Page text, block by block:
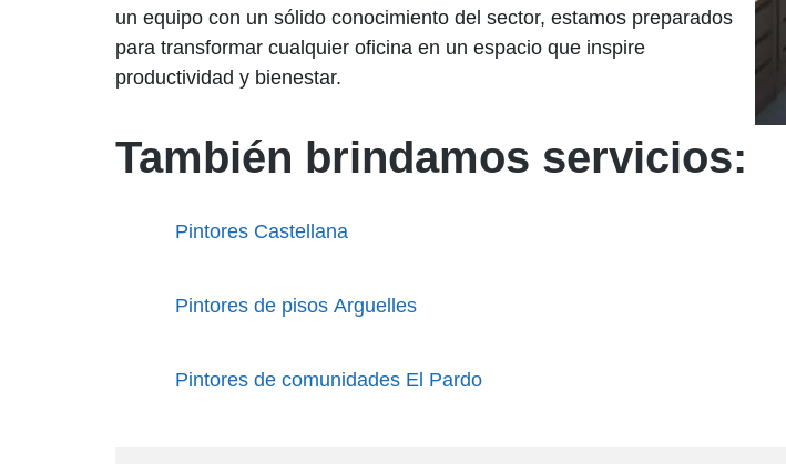
un equipo con un sólido conocimiento del sector, estamos preparados
para transformar cualquier oficina en un espacio que inspire
productividad y bienestar.
También brindamos servicios:
Pintores Castellana
Pintores de pisos Arguelles
Pintores de comunidades El Pardo